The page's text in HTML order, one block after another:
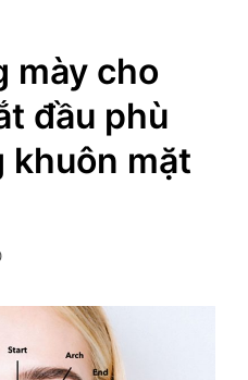
mày cho
đầu phù
khuôn mặt